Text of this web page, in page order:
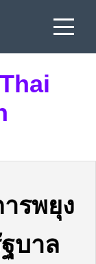
รพยุง
บาล